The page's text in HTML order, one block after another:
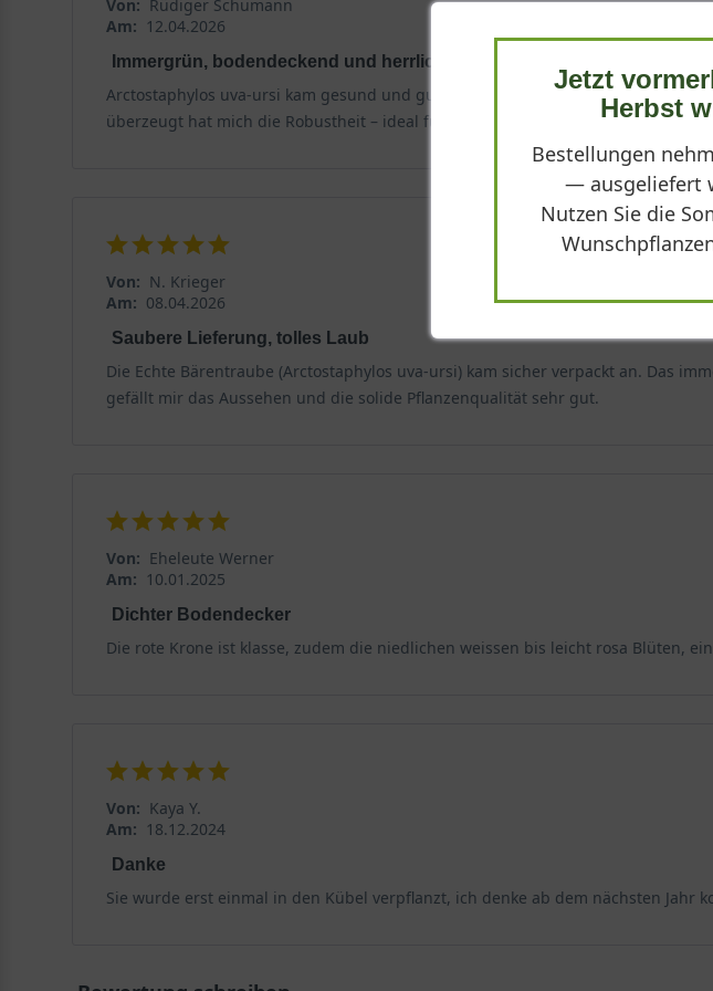
Von: Rüdiger Schumann
Am: 12.04.2026
Immergrün, bodendeckend und herrlich unkompliziert
Arctostaphylos uva-ursi kam gesund und gut durchwurzelt bei uns an. Sie hat
überzeugt hat mich die Robustheit – ideal für schwierige, trockene Standorte
Von: N. Krieger
Am: 08.04.2026
Saubere Lieferung, tolles Laub
Die Echte Bärentraube (Arctostaphylos uva-ursi) kam sicher verpackt an. Das
gefällt mir das Aussehen und die solide Pflanzenqualität sehr gut.
Von: Eheleute Werner
Am: 10.01.2025
Dichter Bodendecker
Die rote Krone ist klasse, zudem die niedlichen weissen bis leicht rosa Blüten,
Von: Kaya Y.
Am: 18.12.2024
Danke
Sie wurde erst einmal in den Kübel verpflanzt, ich denke ab dem nächsten Jahr
Jetzt
Herbst
Bestellungen
— ausgeliefert
Nutzen Sie die